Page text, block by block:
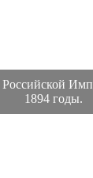
1894 годы.